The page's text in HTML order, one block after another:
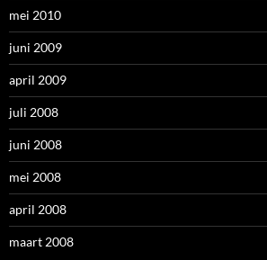
mei 2010
juni 2009
april 2009
juli 2008
juni 2008
mei 2008
april 2008
maart 2008